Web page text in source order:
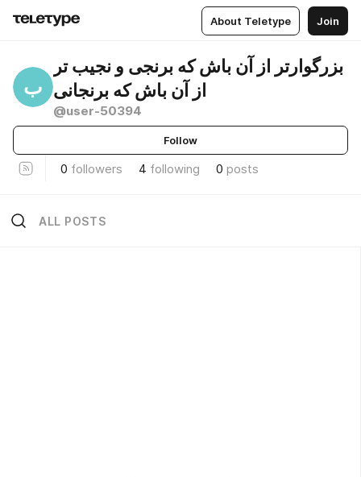
About Teletype Join
ب
بزرگوارتر از آن باش که برنجی و نجیب تر
از آن باش که برنجانی
@user-50394
Follow
0 followers 4 following 0 posts
ALL POSTS